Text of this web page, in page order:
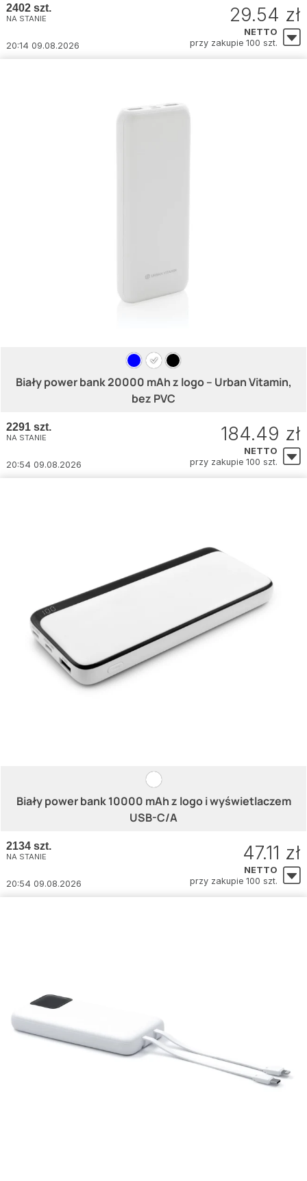
2402 szt.
NA STANIE
20:14 09.08.2026
29.54 zł
NETTO
przy zakupie 100 szt.
Biały power bank 20000 mAh z logo – Urban Vitamin,
bez PVC
2291 szt.
NA STANIE
20:54 09.08.2026
184.49 zł
NETTO
przy zakupie 100 szt.
Biały power bank 10000 mAh z logo i wyświetlaczem
USB-C/A
2134 szt.
NA STANIE
20:54 09.08.2026
47.11 zł
NETTO
przy zakupie 100 szt.